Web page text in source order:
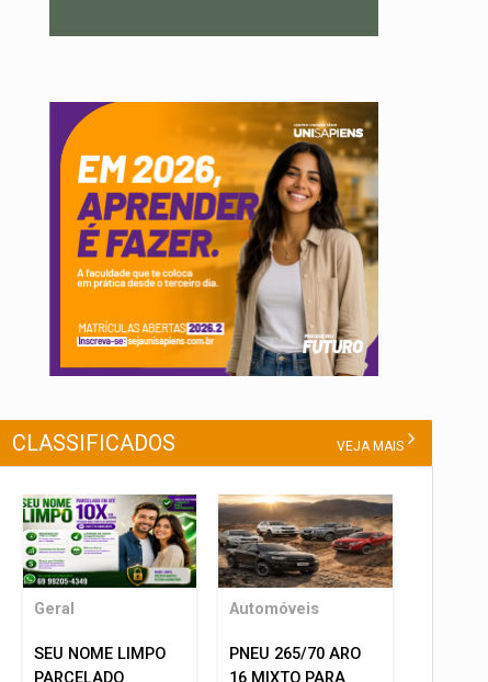
CLASSIFICADOS VEJA MAIS
Geral
SEU NOME LIMPO
Automóveis
PNEU 265/70 ARO